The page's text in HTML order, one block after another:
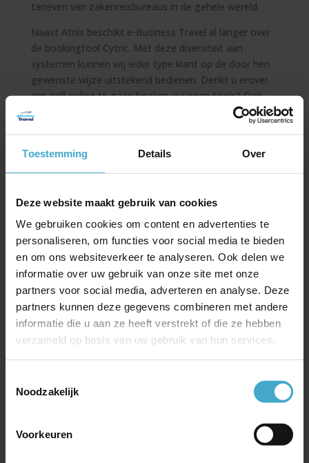
Toestemming Details Over
Deze website maakt gebruik van cookies
We gebruiken cookies om content en advertenties te
personaliseren, om functies voor social media te bieden
en om ons websiteverkeer te analyseren. Ook delen we
informatie over uw gebruik van onze site met onze
partners voor social media, adverteren en analyse. Deze
partners kunnen deze gegevens combineren met andere
informatie die u aan ze heeft verstrekt of die ze hebben
verzameld op basis van uw gebruik van hun services.
Noodzakelijk
Voorkeuren
tarieven van zakenreisbureaus in de gehele wereld.
Naast Atriis beschikt e-Business Travel al langer over
de bookingtool Cytric. Met deze diversiteit aan
systemen kunnen wij ieder type klant op de door hen
gewenste wijze uitstekend bedienen. Denkt u erover
om zelf online te gaan boeken via onze tools? Ook
dan staan onze travel consultants nog steeds voor u
Wilt u meer weten over het boeken van uw
verschillende mogelijkheden of plannen een demo met
Meest recente berichten
Jubileum- of incentivereis naar IJsland
On Business – corporate spaarprogramma van British
Airways
Goed geïnformeerd op reis met SafeToGo
China Southern Airlines
Gratis Emirates Chauffeurservice bij Business of First
Class ticket
voordelen